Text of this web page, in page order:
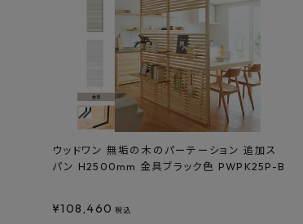
ウッドワン 無垢の木のパーテーション 追加ス
パン H2500mm 金具ブラック色 PWPK25P-B
¥108,460 税込